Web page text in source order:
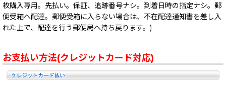
枚購入専用。先払い。保証、追跡番号ナシ。到着日時の指定ナシ。郵
便受箱へ配達。郵便受箱に入らない場合は、不在配達通知書を差し入
れた上で、配達を行う郵便局へ持ち戻ります。)
お支払い方法(クレジットカード対応)